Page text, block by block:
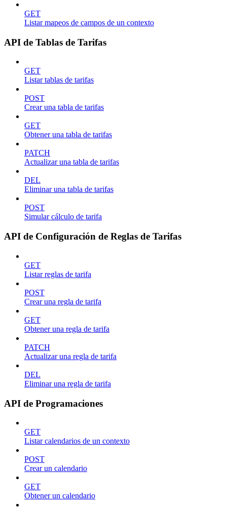
GET
Listar mapeos de campos de un contexto
API de Tablas de Tarifas
GET
Listar tablas de tarifas
POST
Crear una tabla de tarifas
GET
Obtener una tabla de tarifas
PATCH
Actualizar una tabla de tarifas
DEL
Eliminar una tabla de tarifas
POST
Simular cálculo de tarifa
API de Configuración de Reglas de Tarifas
GET
Listar reglas de tarifa
POST
Crear una regla de tarifa
GET
Obtener una regla de tarifa
PATCH
Actualizar una regla de tarifa
DEL
Eliminar una regla de tarifa
API de Programaciones
GET
Listar calendarios de un contexto
POST
Crear un calendario
GET
Obtener un calendario